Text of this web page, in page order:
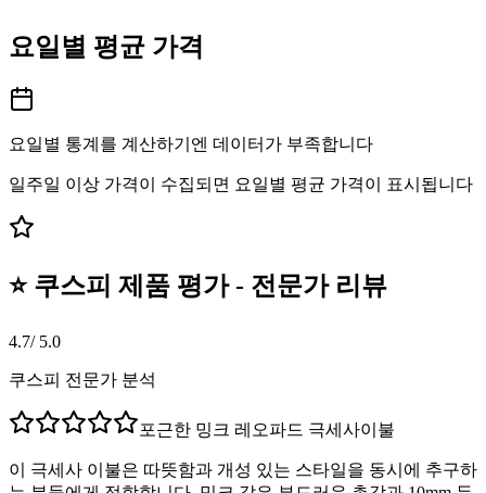
요일별 평균 가격
요일별 통계를 계산하기엔 데이터가 부족합니다
일주일 이상 가격이 수집되면 요일별 평균 가격이 표시됩니다
⭐ 쿠스피 제품 평가 - 전문가 리뷰
4.7/ 5.0
쿠스피 전문가 분석
포근한 밍크 레오파드 극세사이불
이 극세사 이불은 따뜻함과 개성 있는 스타일을 동시에 추구하